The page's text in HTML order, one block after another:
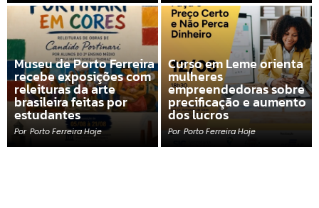
Museu de Porto Ferreira
recebe exposições com
releituras da arte
brasileira feitas por
estudantes
Por Porto Ferreira Hoje
Curso em Leme orienta
mulheres
empreendedoras sobre
precificação e aumento
dos lucros
Por Porto Ferreira Hoje